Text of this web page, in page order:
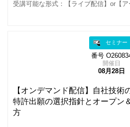
受講可能な形式：【ライブ配信】or【
セミナー
番号
開催日
08月28日
【オンデマンド配信】自社技術
特許出願の選択指針とオープン
方